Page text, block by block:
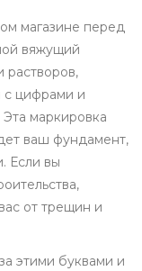
магазине перед
вяжущий
растворов,
с цифрами и
маркировка
ваш фундамент,
Если вы
от трещин и
этими буквами и